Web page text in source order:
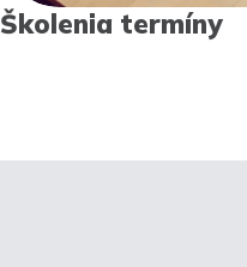
Školenia termíny